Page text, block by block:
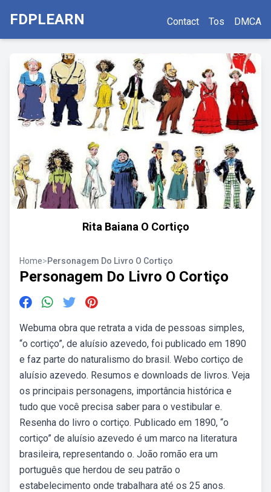
FDPLEARN Contact Tos DMCA
Rita Baiana O Cortiço
Home>Personagem Do Livro O Cortiço
Personagem Do Livro O Cortiço
Webuma obra que retrata a vida de pessoas simples,
“o cortiço”, de aluísio azevedo, foi publicado em 1890
e faz parte do naturalismo do brasil. Webo cortiço de
aluísio azevedo. Resumos e downloads de livros. Veja
os principais personagens, importância histórica e
tudo que você precisa saber para o vestibular e.
Resenha do livro o cortiço. Publicado em 1890, “o
cortiço” de aluísio azevedo é um marco na literatura
brasileira, representando o. João romão era um
português que herdou de seu patrão o
estabelecimento onde trabalhara até os 25 anos.